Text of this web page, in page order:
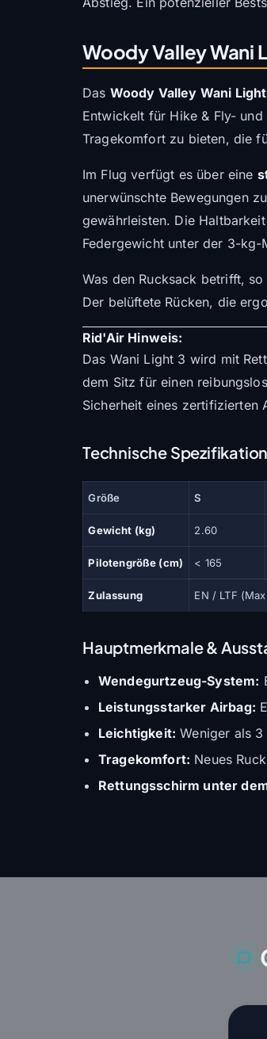
Woody Valley Wani
Das Woody Valley Wani
Entwickelt für Hike & Fly-
Tragekomfort zu bieten, die
Im Flug verfügt es über eine
unerwünschte Bewegungen
gewährleisten. Die
Federgewicht unter der 3-kg-
Was den Rucksack betrifft,
Der belüftete Rücken, die
Rid'Air Hinweis:
Das Wani Light 3 wird mit
dem Sitz für einen
Sicherheit eines zertifizierten
Technische
Größe S
Gewicht (kg) 2.60
Pilotengröße (cm) < 165
Zulassung EN / LTF
Hauptmerkmale &
Wendegurtzeug-System:
Leistungsstarker Airbag:
Leichtigkeit: Weniger als
Tragekomfort: Neues
Rettungsschirm unter